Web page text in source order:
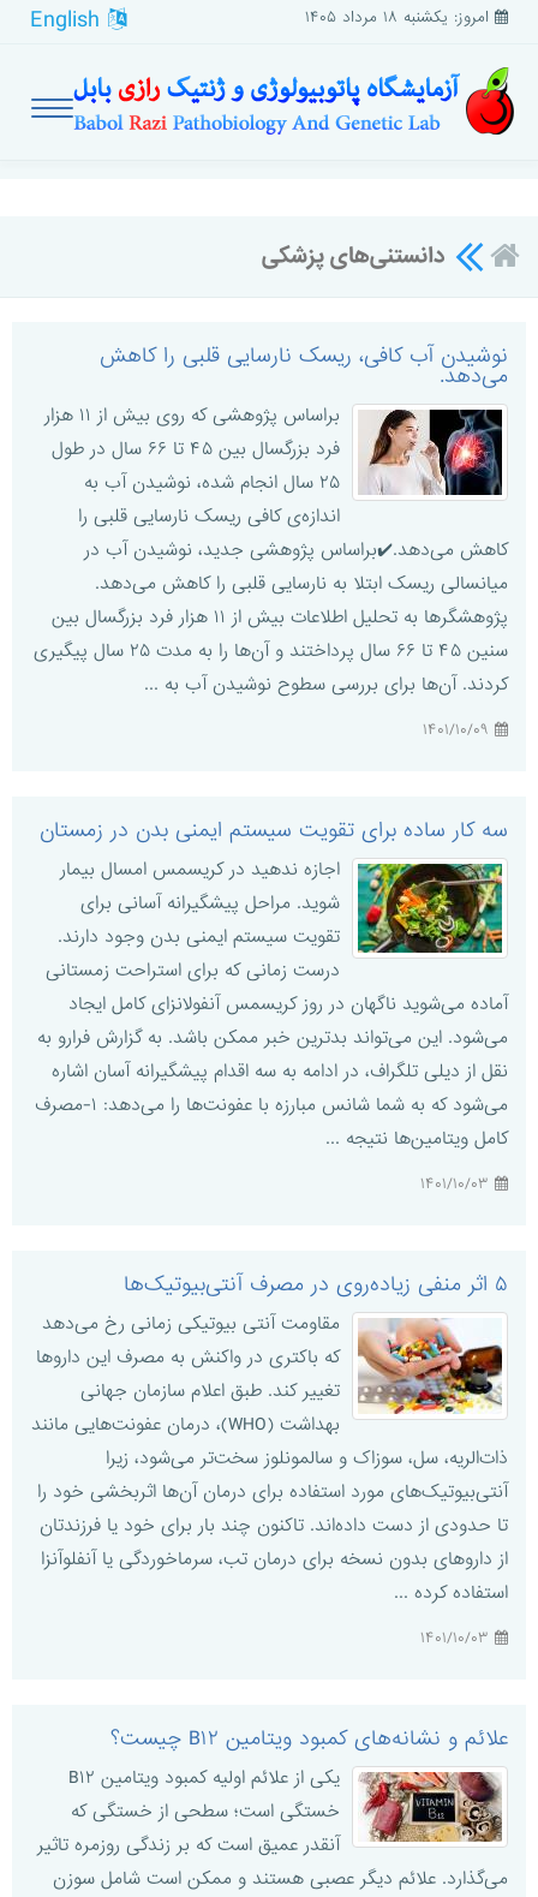
امروز: یکشنبه ۱۸ مرداد ۱۴۰۵
دانستنی‌های پزشکی
نوشیدن آب کافی، ریسک نارسایی قلبی را کاهش
می‌دهد.
براساس پژوهشی که روی بیش از ۱۱ هزار
فرد بزرگسال بین ۴۵ تا ۶۶ سال در طول
۲۵ سال انجام شده، نوشیدن آب به
اندازه‌ی کافی ریسک نارسایی قلبی را
کاهش می‌دهد.✔️براساس پژوهشی جدید، نوشیدن آب در
میانسالی ریسک ابتلا به نارسایی قلبی را کاهش می‌دهد.
پژوهشگرها به تحلیل اطلاعات بیش از ۱۱ هزار فرد بزرگسال بین
سنین ۴۵ تا ۶۶ سال پرداختند و آن‌ها را به مدت ۲۵ سال پیگیری
کردند. آن‌ها برای بررسی سطوح نوشیدن آب به ...
سه کار ساده برای تقویت سیستم ایمنی بدن در زمستان
اجازه ندهید در کریسمس امسال بیمار
شوید. مراحل پیشگیرانه آسانی برای
تقویت سیستم ایمنی بدن وجود دارند.
درست زمانی که برای استراحت زمستانی
آماده می‌شوید ناگهان در روز کریسمس آنفولانزای کامل ایجاد
می‌شود. این می‌تواند بدترین خبر ممکن باشد. به گزارش فرارو به
نقل از دیلی تلگراف، در ادامه به سه اقدام پیشگیرانه آسان اشاره
می‌شود که به شما شانس مبارزه با عفونت‌ها را می‌دهد: ۱-مصرف
کامل ویتامین‌ها نتیجه ...
۵ اثر منفی زیاده‌روی در مصرف آنتی‌بیوتیک‌ها
مقاومت آنتی بیوتیکی زمانی رخ می‌دهد
که باکتری در واکنش به مصرف این دارو‌ها
تغییر کند. طبق اعلام سازمان جهانی
بهداشت (WHO)، درمان عفونت‌هایی مانند
ذات‌الریه، سل، سوزاک و سالمونلوز سخت‌تر می‌شود، زیرا
آنتی‌بیوتیک‌های مورد استفاده برای درمان آن‌ها اثربخشی خود را
تا حدودی از دست داده‌اند. تاکنون چند بار برای خود یا فرزندتان
از دارو‌های بدون نسخه برای درمان تب، سرماخوردگی یا آنفلوآنزا
استفاده کرده‌ ...
علائم و نشانه‌های کمبود ویتامین B۱۲ چیست؟
یکی از علائم اولیه کمبود ویتامین B۱۲
خستگی است؛ سطحی از خستگی که
آنقدر عمیق است که بر زندگی روزمره تاثیر
می‌گذارد. علائم دیگر عصبی هستند و ممکن است شامل سوزن